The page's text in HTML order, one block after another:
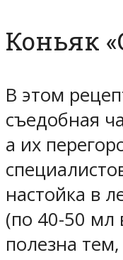
Коньяк
В этом
съедобная
а их
настойка в
(по 40-50 мл
полезна